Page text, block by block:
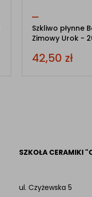
Szkliwo płynne
Zimowy Urok -
42,50 zł
SZKOŁA CERAMIKI
ul. Czyżewska 5